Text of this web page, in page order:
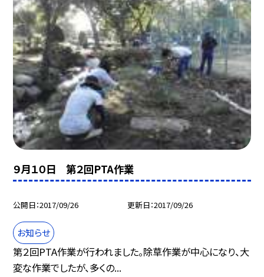
９月１０日 第２回PTA作業
公開日 2017/09/26 更新日 2017/09/26
お知らせ
第２回PTA作業が行われました。除草作業が中心になり、大
変な作業でしたが、多くの...